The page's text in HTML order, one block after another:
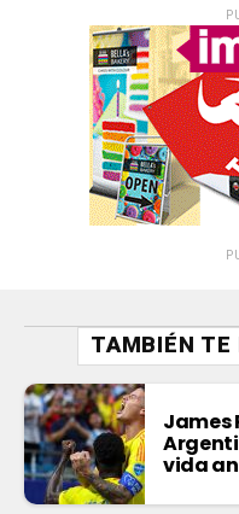
TAMBIÉN TE
James
vida